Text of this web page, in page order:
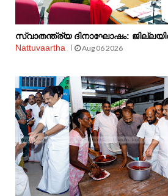
സ്വാതന്ത്ര്യ ദിനാഘോഷം:
Nattuvaartha
Aug 06 2026